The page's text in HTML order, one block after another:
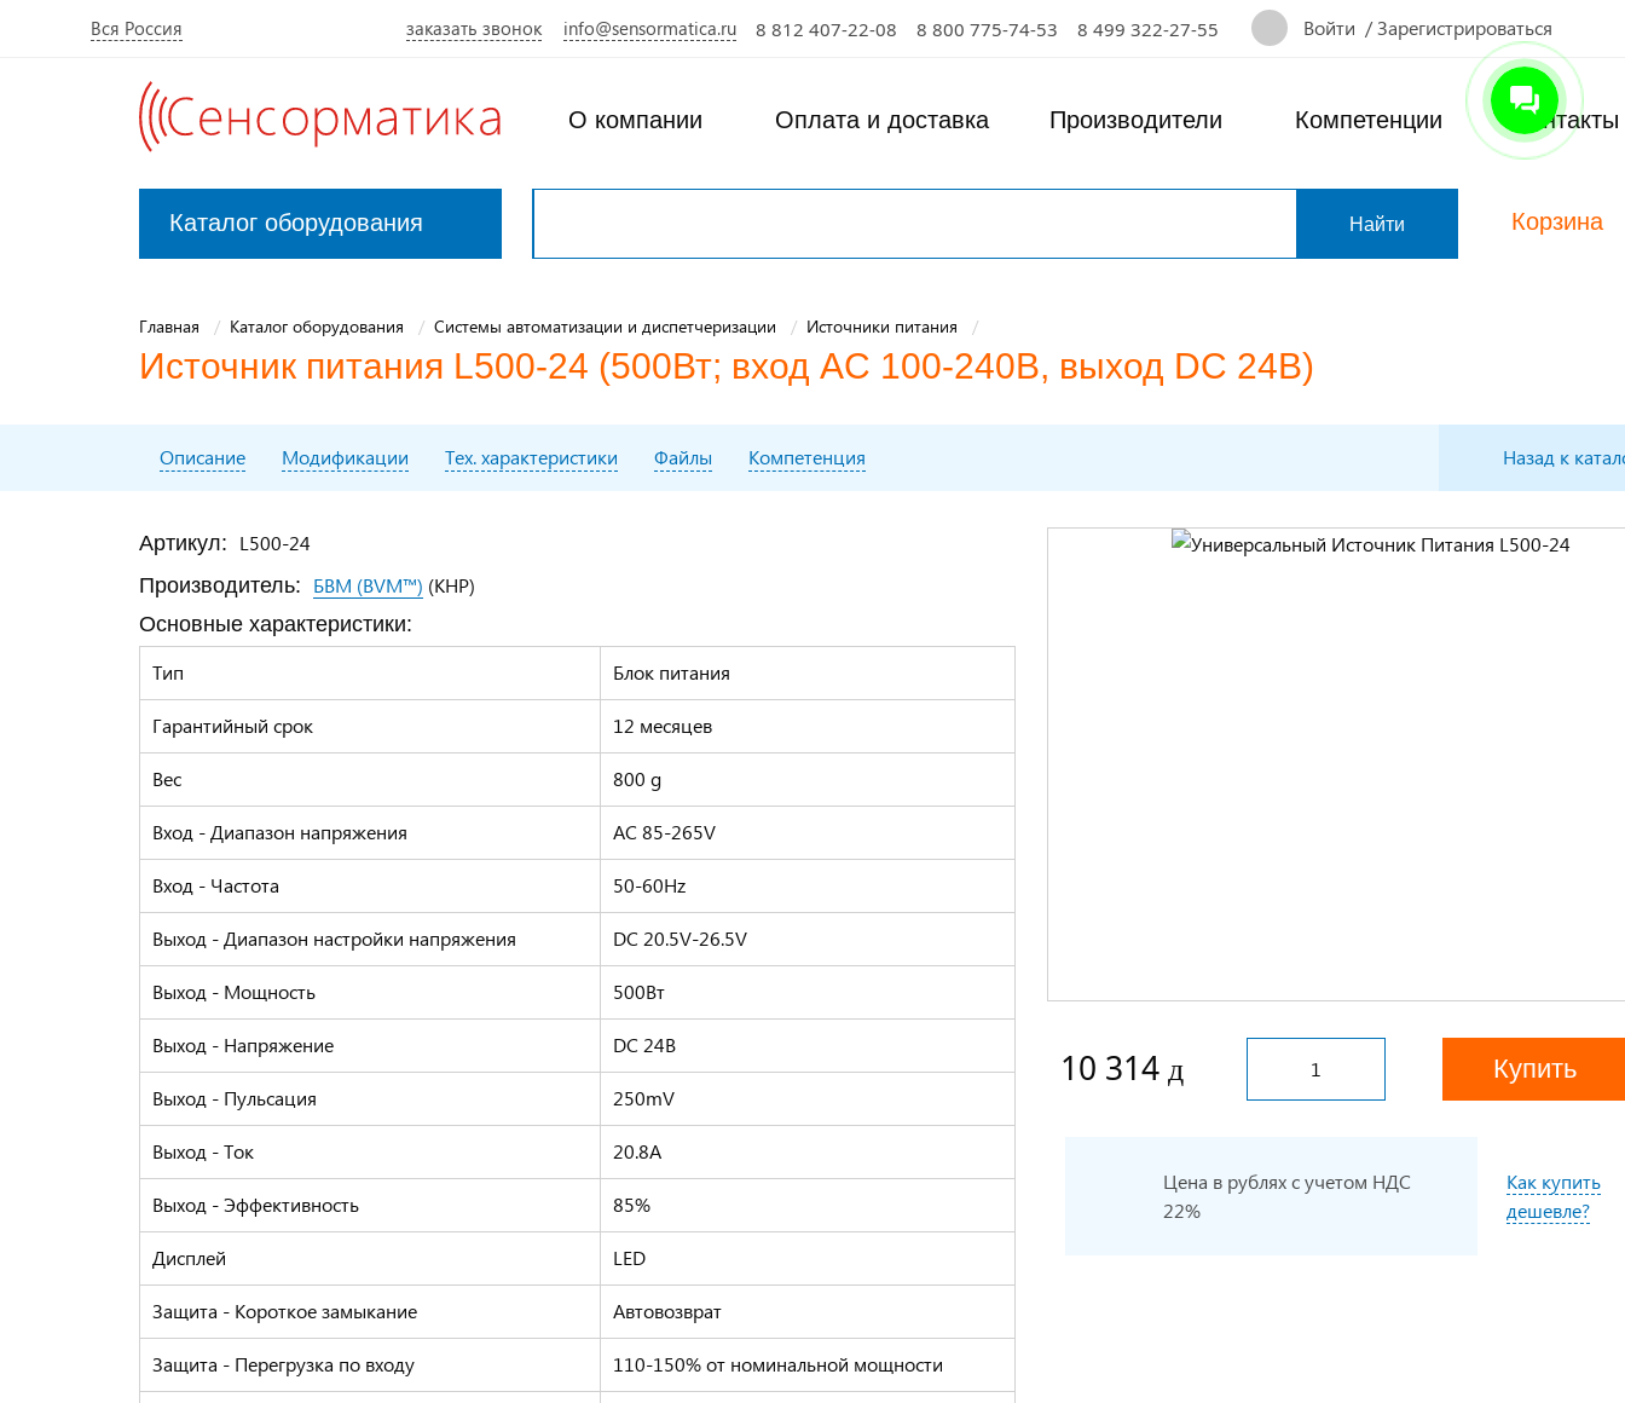
Вся Россия заказать звонок info@sensormatica.ru 8 812 407-22-08 8 800 775-74-53 8 499 322-27-55 Войти /Зарегистрироваться
О компании Оплата и доставка Производители Компетенции Контакты
Каталог оборудования Корзина
Главная Каталог оборудования Системы автоматизации и диспетчеризации Источники питания
Источник питания L500-24 (500Вт; вход AC 100-240В, выход DC 24В)
Описание Модификации Тех. характеристики Файлы Компетенция Назад к
10 314 Купить
Цена в рублях с учетом НДС
22%
Как купить
дешевле?
Артикул: L500-24
Производитель: БВМ (BVM™) (КНР)
Основные характеристики:
Тип Блок питания
Гарантийный срок 12 месяцев
Вес 800 g
Вход - Диапазон напряжения AC 85-265V
Вход - Частота 50-60Hz
Выход - Диапазон настройки напряжения DC 20.5V-26.5V
Выход - Мощность 500Вт
Выход - Напряжение DC 24В
Выход - Пульсация 250mV
Выход - Ток 20.8А
Выход - Эффективность 85%
Дисплей LED
Защита - Короткое замыкание Автовозврат
Защита - Перегрузка по входу 110-150% от номинальной мощности